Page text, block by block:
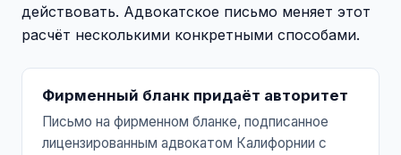
действовать. Адвокатское письмо меняет этот
расчёт несколькими конкретными способами.
Фирменный бланк придаёт авторитет
Письмо на фирменном бланке, подписанное
лицензированным адвокатом Калифорнии с